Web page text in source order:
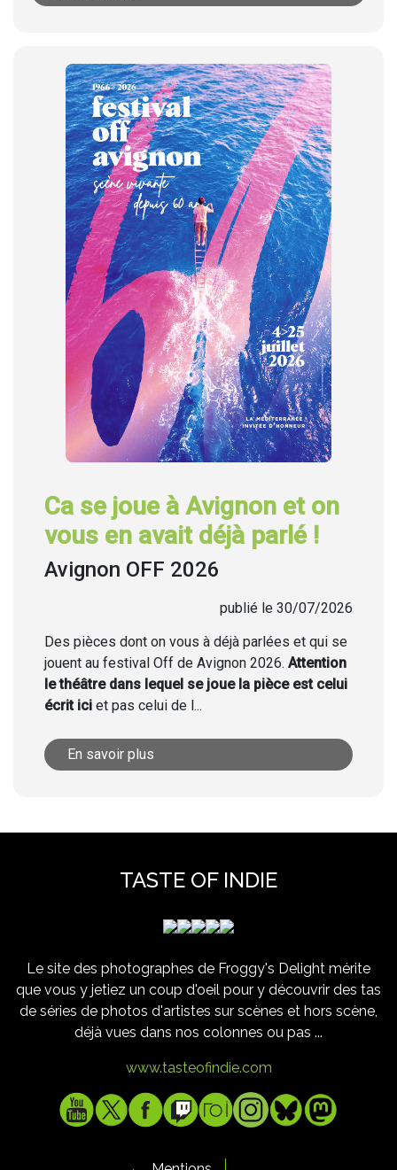
Ca se joue à Avignon et on
vous en avait déjà parlé !
Avignon OFF 2026
publié le 30/07/2026
Des pièces dont on vous à déjà parlées et qui se
jouent au festival Off de Avignon 2026. Attention
le théâtre dans lequel se joue la pièce est celui
écrit ici et pas celui de l...
En savoir plus
TASTE OF INDIE
Le site des photographes de Froggy's Delight mérite
que vous y jetiez un coup d'oeil pour y découvrir des tas
de séries de photos d'artistes sur scènes et hors scène,
déjà vues dans nos colonnes ou pas ...
www.tasteofindie.com